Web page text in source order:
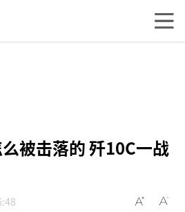
被击落的 歼10C一战